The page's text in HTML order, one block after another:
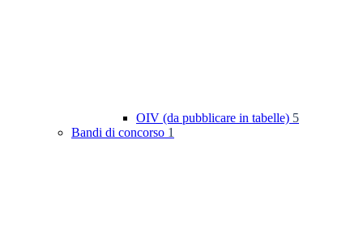
OIV (da pubblicare in tabelle) 5
Bandi di concorso 1